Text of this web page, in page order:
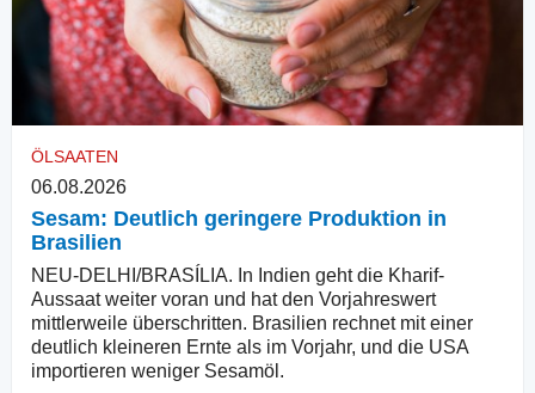
ÖLSAATEN
06.08.2026
Sesam: Deutlich geringere Produktion in
Brasilien
NEU-DELHI/BRASÍLIA. In Indien geht die Kharif-
Aussaat weiter voran und hat den Vorjahreswert
mittlerweile überschritten. Brasilien rechnet mit einer
deutlich kleineren Ernte als im Vorjahr, und die USA
importieren weniger Sesamöl.